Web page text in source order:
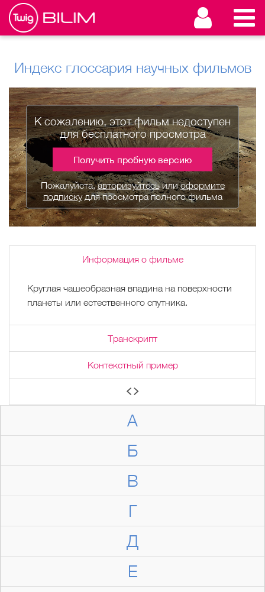
Индекс глоссария научных фильмов
А
Б
В
Г
Д
Е
К сожалению, этот фильм недоступен
для бесплатного просмотра
Получить пробную версию
Пожалуйста,авторизуйтесьилиоформите
подпискудля просмотра полного фильма
Информация о фильме
Круглая чашеобразная впадина на поверхности
планеты или естественного спутника.
Транскрипт
Контекстный пример